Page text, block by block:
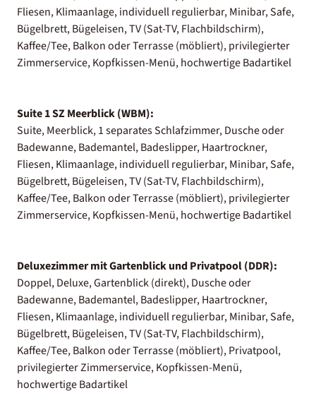
Fliesen, Klimaanlage, individuell regulierbar, Minibar, Safe,
Bügelbrett, Bügeleisen, TV (Sat-TV, Flachbildschirm),
Kaffee/Tee, Balkon oder Terrasse (möbliert), privilegierter
Zimmerservice, Kopfkissen-Menü, hochwertige Badartikel
Suite 1 SZ Meerblick (WBM):
Suite, Meerblick, 1 separates Schlafzimmer, Dusche oder
Badewanne, Bademantel, Badeslipper, Haartrockner,
Fliesen, Klimaanlage, individuell regulierbar, Minibar, Safe,
Bügelbrett, Bügeleisen, TV (Sat-TV, Flachbildschirm),
Kaffee/Tee, Balkon oder Terrasse (möbliert), privilegierter
Zimmerservice, Kopfkissen-Menü, hochwertige Badartikel
Deluxezimmer mit Gartenblick und Privatpool (DDR):
Doppel, Deluxe, Gartenblick (direkt), Dusche oder
Badewanne, Bademantel, Badeslipper, Haartrockner,
Fliesen, Klimaanlage, individuell regulierbar, Minibar, Safe,
Bügelbrett, Bügeleisen, TV (Sat-TV, Flachbildschirm),
Kaffee/Tee, Balkon oder Terrasse (möbliert), Privatpool,
privilegierter Zimmerservice, Kopfkissen-Menü,
hochwertige Badartikel